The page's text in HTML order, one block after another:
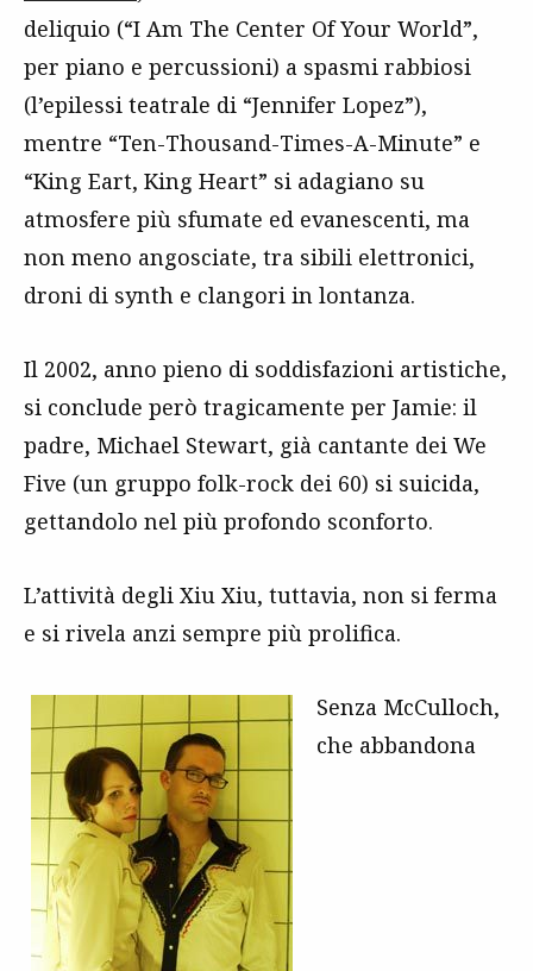
deliquio (“I Am The Center Of Your World”,
per piano e percussioni) a spasmi rabbiosi
(l’epilessi teatrale di “Jennifer Lopez”),
mentre “Ten-Thousand-Times-A-Minute” e
“King Eart, King Heart” si adagiano su
atmosfere più sfumate ed evanescenti, ma
non meno angosciate, tra sibili elettronici,
droni di synth e clangori in lontanza.
Il 2002, anno pieno di soddisfazioni artistiche,
si conclude però tragicamente per Jamie: il
padre, Michael Stewart, già cantante dei We
Five (un gruppo folk-rock dei 60) si suicida,
gettandolo nel più profondo sconforto.
L’attività degli Xiu Xiu, tuttavia, non si ferma
e si rivela anzi sempre più prolifica.
Senza McCulloch,
che abbandona